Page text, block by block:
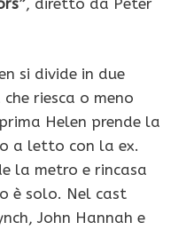
si divide in due
riesca o meno
Helen prende la
a letto con la ex.
la metro e rincasa
è solo. Nel cast
John Hannah e